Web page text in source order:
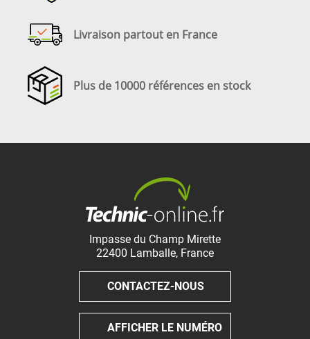
Livraison partout en France
Plus de 10000 références en stock
Impasse du Champ Mirette
22400 Lamballe, France
CONTACTEZ-NOUS
AFFICHER LE NUMÉRO